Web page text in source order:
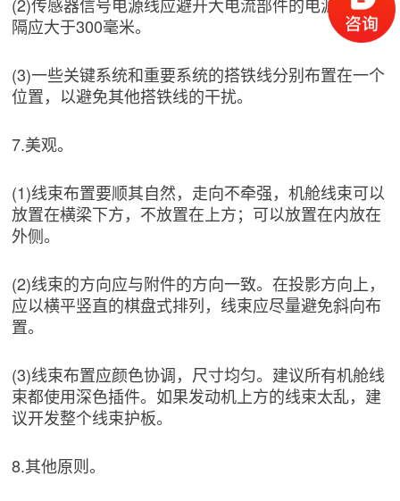
隔应大于300毫米。
(3)一些关键系统和重要系统的搭铁线分别布置在一个
位置，以避免其他搭铁线的干扰。
7.美观。
(1)线束布置要顺其自然，走向不牵强，机舱线束可以
放置在横梁下方，不放置在上方；可以放置在内放在
外侧。
(2)线束的方向应与附件的方向一致。在投影方向上，
应以横平竖直的棋盘式排列，线束应尽量避免斜向布
置。
(3)线束布置应颜色协调，尺寸均匀。建议所有机舱线
束都使用深色插件。如果发动机上方的线束太乱，建
议开发整个线束护板。
8.其他原则。